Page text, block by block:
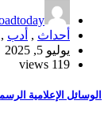
أحداث , أدب ,
يوليو 5, 2025
119 views
الوسائل الإعلامية